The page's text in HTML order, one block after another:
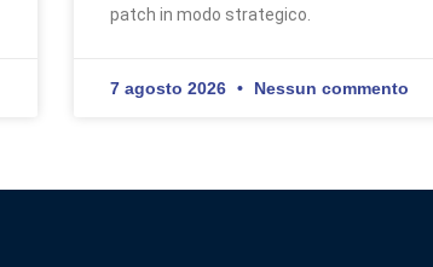
patch in modo strategico.
7 agosto 2026 Nessun commento